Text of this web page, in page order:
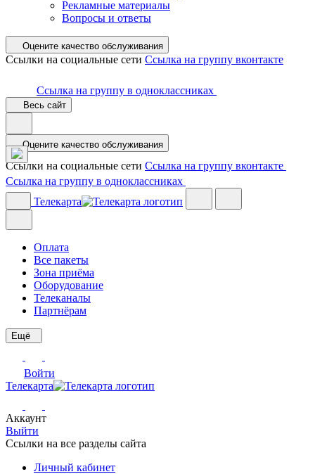
Рекламные материалы
Вопросы и ответы
Оцените качество обслуживания
Ссылки на социальные сети Ссылка на группу вконтакте
Ссылка на группу в одноклассниках
Весь сайт
Оцените качество обслуживания
Ссылки на социальные сети Ссылка на группу вконтакте
Ссылка на группу в одноклассниках
Телекарта
Оплата
Все пакеты
Зона приёма
Оборудование
Телеканалы
Партнёрам
Ещё
Войти
Телекарта
Аккаунт
Выйти
Ссылки на все разделы сайта
Личный кабинет